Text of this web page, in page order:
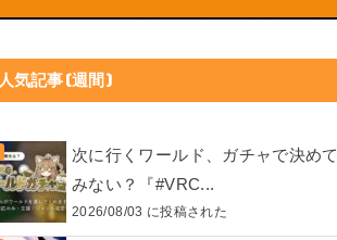
人気記事(週間)
次に行くワールド、ガチャで決めて
みない？『#VRC...
2026/08/03 に投稿された